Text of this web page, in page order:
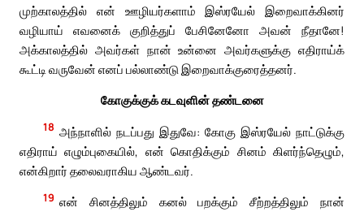
முற்காலத்தில் என் ஊழியர்களாம் இஸ்ரயேல் இறைவாக்கினர்
வழியாய் எவனைக் குறித்துப் பேசினேனோ அவன் நீதானே!
அக்காலத்தில் அவர்கள் நான் உன்னை அவர்களுக்கு எதிராய்க்
கூட்டி வருவேன் எனப் பல்லாண்டு இறைவாக்குரைத்தனர்.
கோகுக்குக் கடவுளின் தண்டனை
18 அந்நாளில் நடப்பது இதுவே: கோகு இஸ்ரயேல் நாட்டுக்கு
எதிராய் எழும்புகையில், என் கொதிக்கும் சினம் கிளர்ந்தெழும்,
என்கிறார் தலைவராகிய ஆண்டவர்.
19 என் சினத்திலும் கனல் பறக்கும் சீற்றத்திலும் நான்